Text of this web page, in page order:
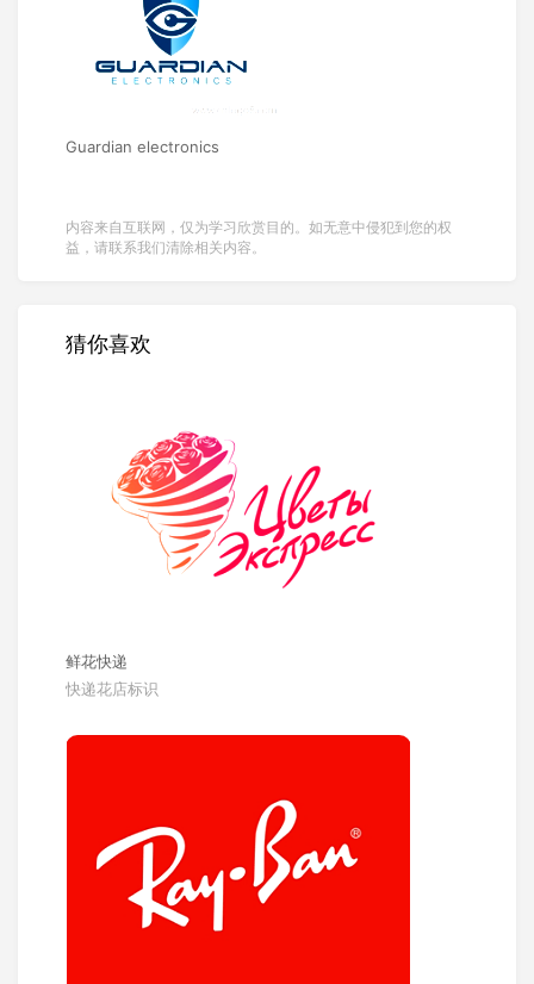
Guardian electronics
内容来自互联网，仅为学习欣赏目的。如无意中侵犯到您的权
益，请联系我们清除相关内容。
猜你喜欢
鲜花快递
快递花店标识